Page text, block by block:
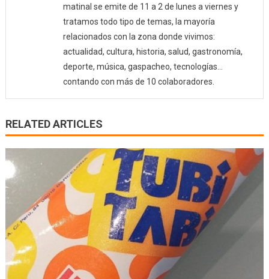
matinal se emite de 11 a 2 de lunes a viernes y
tratamos todo tipo de temas, la mayoría
relacionados con la zona donde vivimos:
actualidad, cultura, historia, salud, gastronomía,
deporte, música, gaspacheo, tecnologías…
contando con más de 10 colaboradores.
RELATED ARTICLES